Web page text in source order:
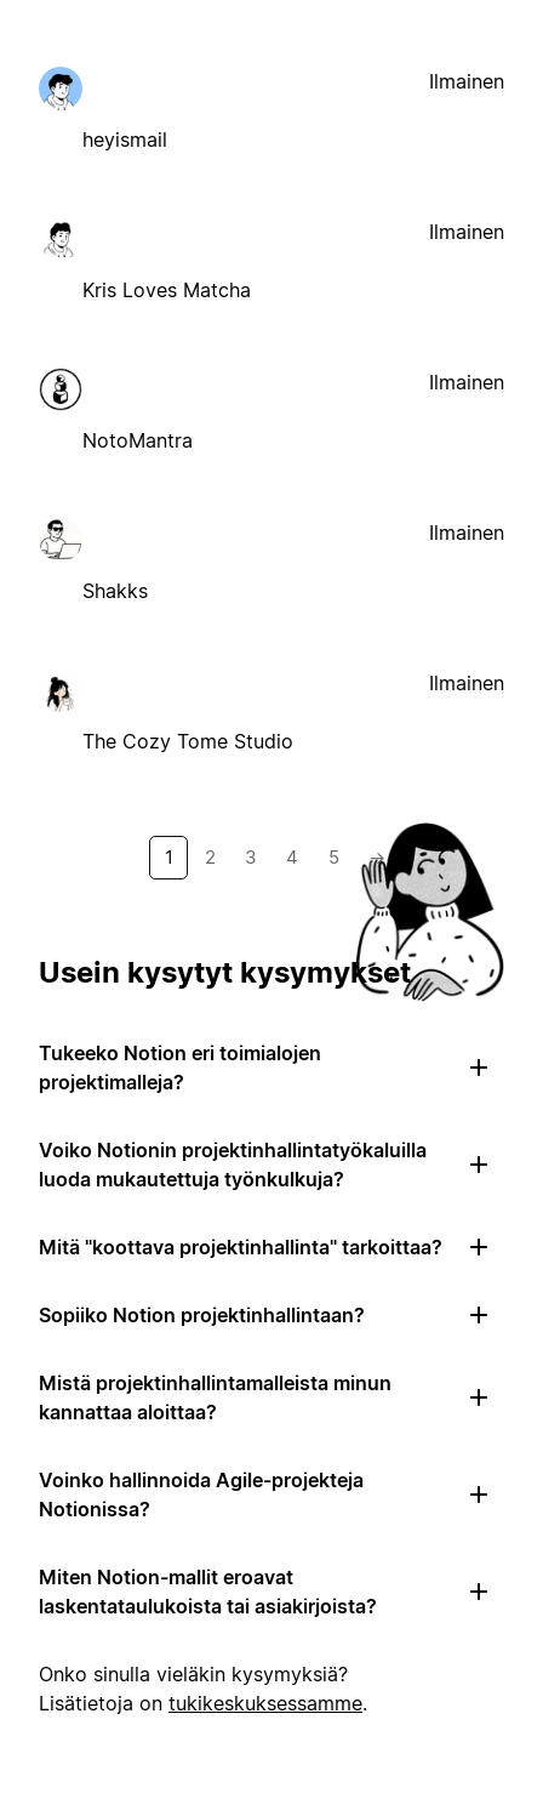
heyismail
Ilmainen
Kris Loves Matcha
Ilmainen
NotoMantra
Ilmainen
Shakks
Ilmainen
The Cozy Tome Studio
Ilmainen
1 2 3 4 5 →
Usein kysytyt kysymykset
Tukeeko Notion eri toimialojen
projektimalleja?
Voiko Notionin projektinhallintatyökaluilla
luoda mukautettuja työnkulkuja?
Mitä "koottava projektinhallinta" tarkoittaa?
Sopiiko Notion projektinhallintaan?
Mistä projektinhallintamalleista minun
kannattaa aloittaa?
Voinko hallinnoida Agile-projekteja
Notionissa?
Miten Notion-mallit eroavat
laskentataulukoista tai asiakirjoista?
Onko sinulla vieläkin kysymyksiä?
Lisätietoja on tukikeskuksessamme.